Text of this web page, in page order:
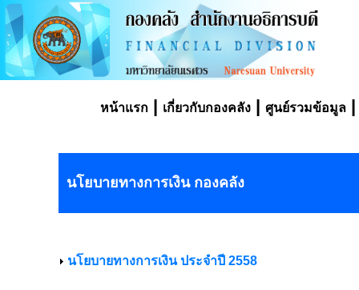
หน้าแรก| เกี่ยวกับกองคลัง| ศูนย์รวมข้อมูล
นโยบายทางการเงิน กองคลัง
นโยบายทางการเงิน ประจำปี 2558